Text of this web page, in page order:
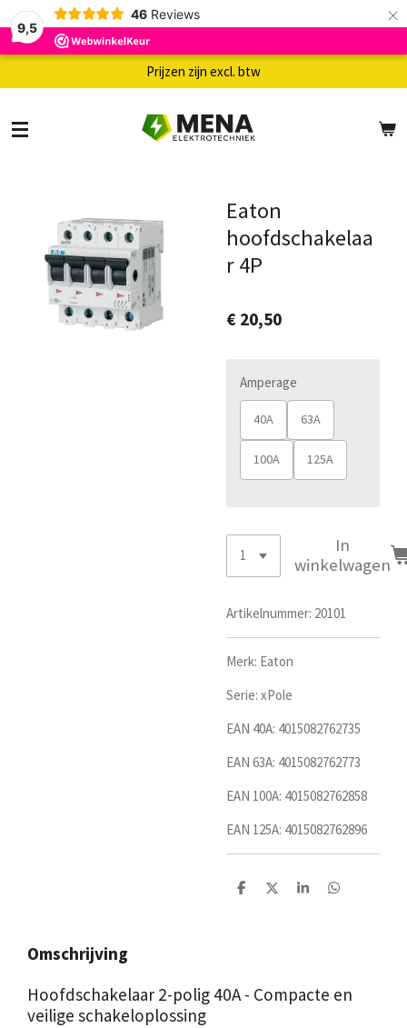
9,5
46 Reviews ×
Prijzen zijn excl. btw
Eaton
hoofdschakelaa
r 4P
€ 20,50
Amperage
40A 63A
100A 125A
In
winkelwagen
Artikelnummer: 20101
Merk: Eaton
Serie: xPole
EAN 40A: 4015082762735
EAN 63A: 4015082762773
EAN 100A: 4015082762858
EAN 125A: 4015082762896
D
D
S
D
Omschrijving
Hoofdschakelaar 2-polig 40A - Compacte en
veilige schakeloplossing